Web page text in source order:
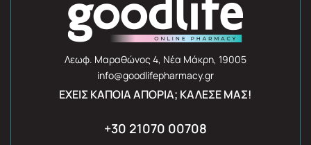
Λεωφ. Μαραθώνος 4, Νέα Μάκρη, 19005
info@goodlifepharmacy.gr
ΈΧΕΙΣ ΚΆΠΟΙΑ ΑΠΟΡΊΑ; ΚΆΛΕΣΈ ΜΑΣ!
+30 21070 00708